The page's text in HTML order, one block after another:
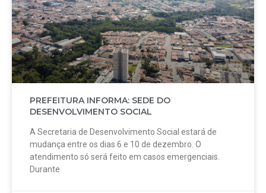
PREFEITURA INFORMA: SEDE DO
DESENVOLVIMENTO SOCIAL
A Secretaria de Desenvolvimento Social estará de
mudança entre os dias 6 e 10 de dezembro. O
atendimento só será feito em casos emergenciais.
Durante